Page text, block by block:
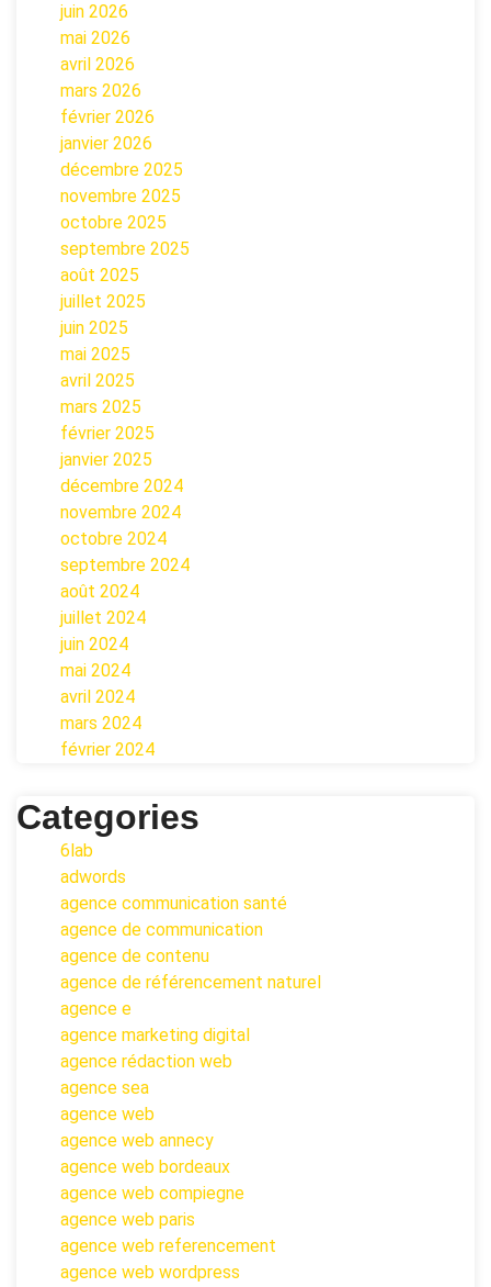
juin 2026
mai 2026
avril 2026
mars 2026
février 2026
janvier 2026
décembre 2025
novembre 2025
octobre 2025
septembre 2025
août 2025
juillet 2025
juin 2025
mai 2025
avril 2025
mars 2025
février 2025
janvier 2025
décembre 2024
novembre 2024
octobre 2024
septembre 2024
août 2024
juillet 2024
juin 2024
mai 2024
avril 2024
mars 2024
février 2024
Categories
6lab
adwords
agence communication santé
agence de communication
agence de contenu
agence de référencement naturel
agence e
agence marketing digital
agence rédaction web
agence sea
agence web
agence web annecy
agence web bordeaux
agence web compiegne
agence web paris
agence web referencement
agence web wordpress